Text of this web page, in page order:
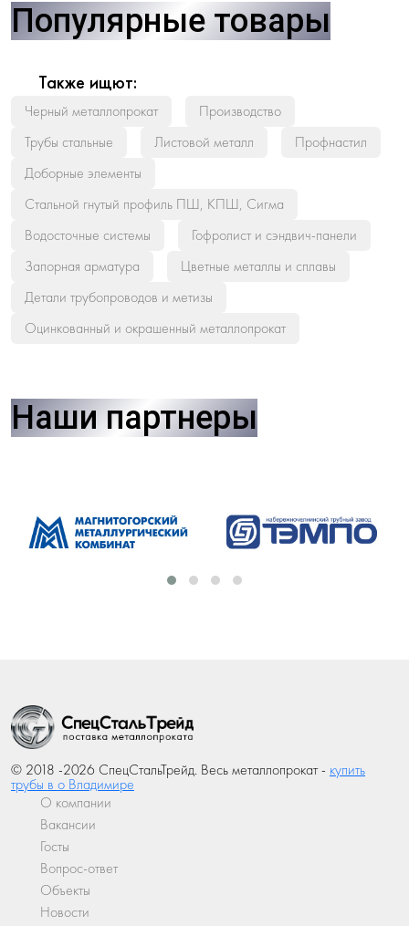
Популярные товары
Также ищют:
Черный металлопрокат
Производство
Трубы стальные
Листовой металл
Профнастил
Доборные элементы
Стальной гнутый профиль ПШ, КПШ, Сигма
Водосточные системы
Гофролист и сэндвич-панели
Запорная арматура
Цветные металлы и сплавы
Детали трубопроводов и метизы
Оцинкованный и окрашенный металлопрокат
Наши партнеры
© 2018 -2026 СпецСтальТрейд. Весь металлопрокат - купить
трубы в о Владимире
О компании
Вакансии
Госты
Вопрос-ответ
Объекты
Новости